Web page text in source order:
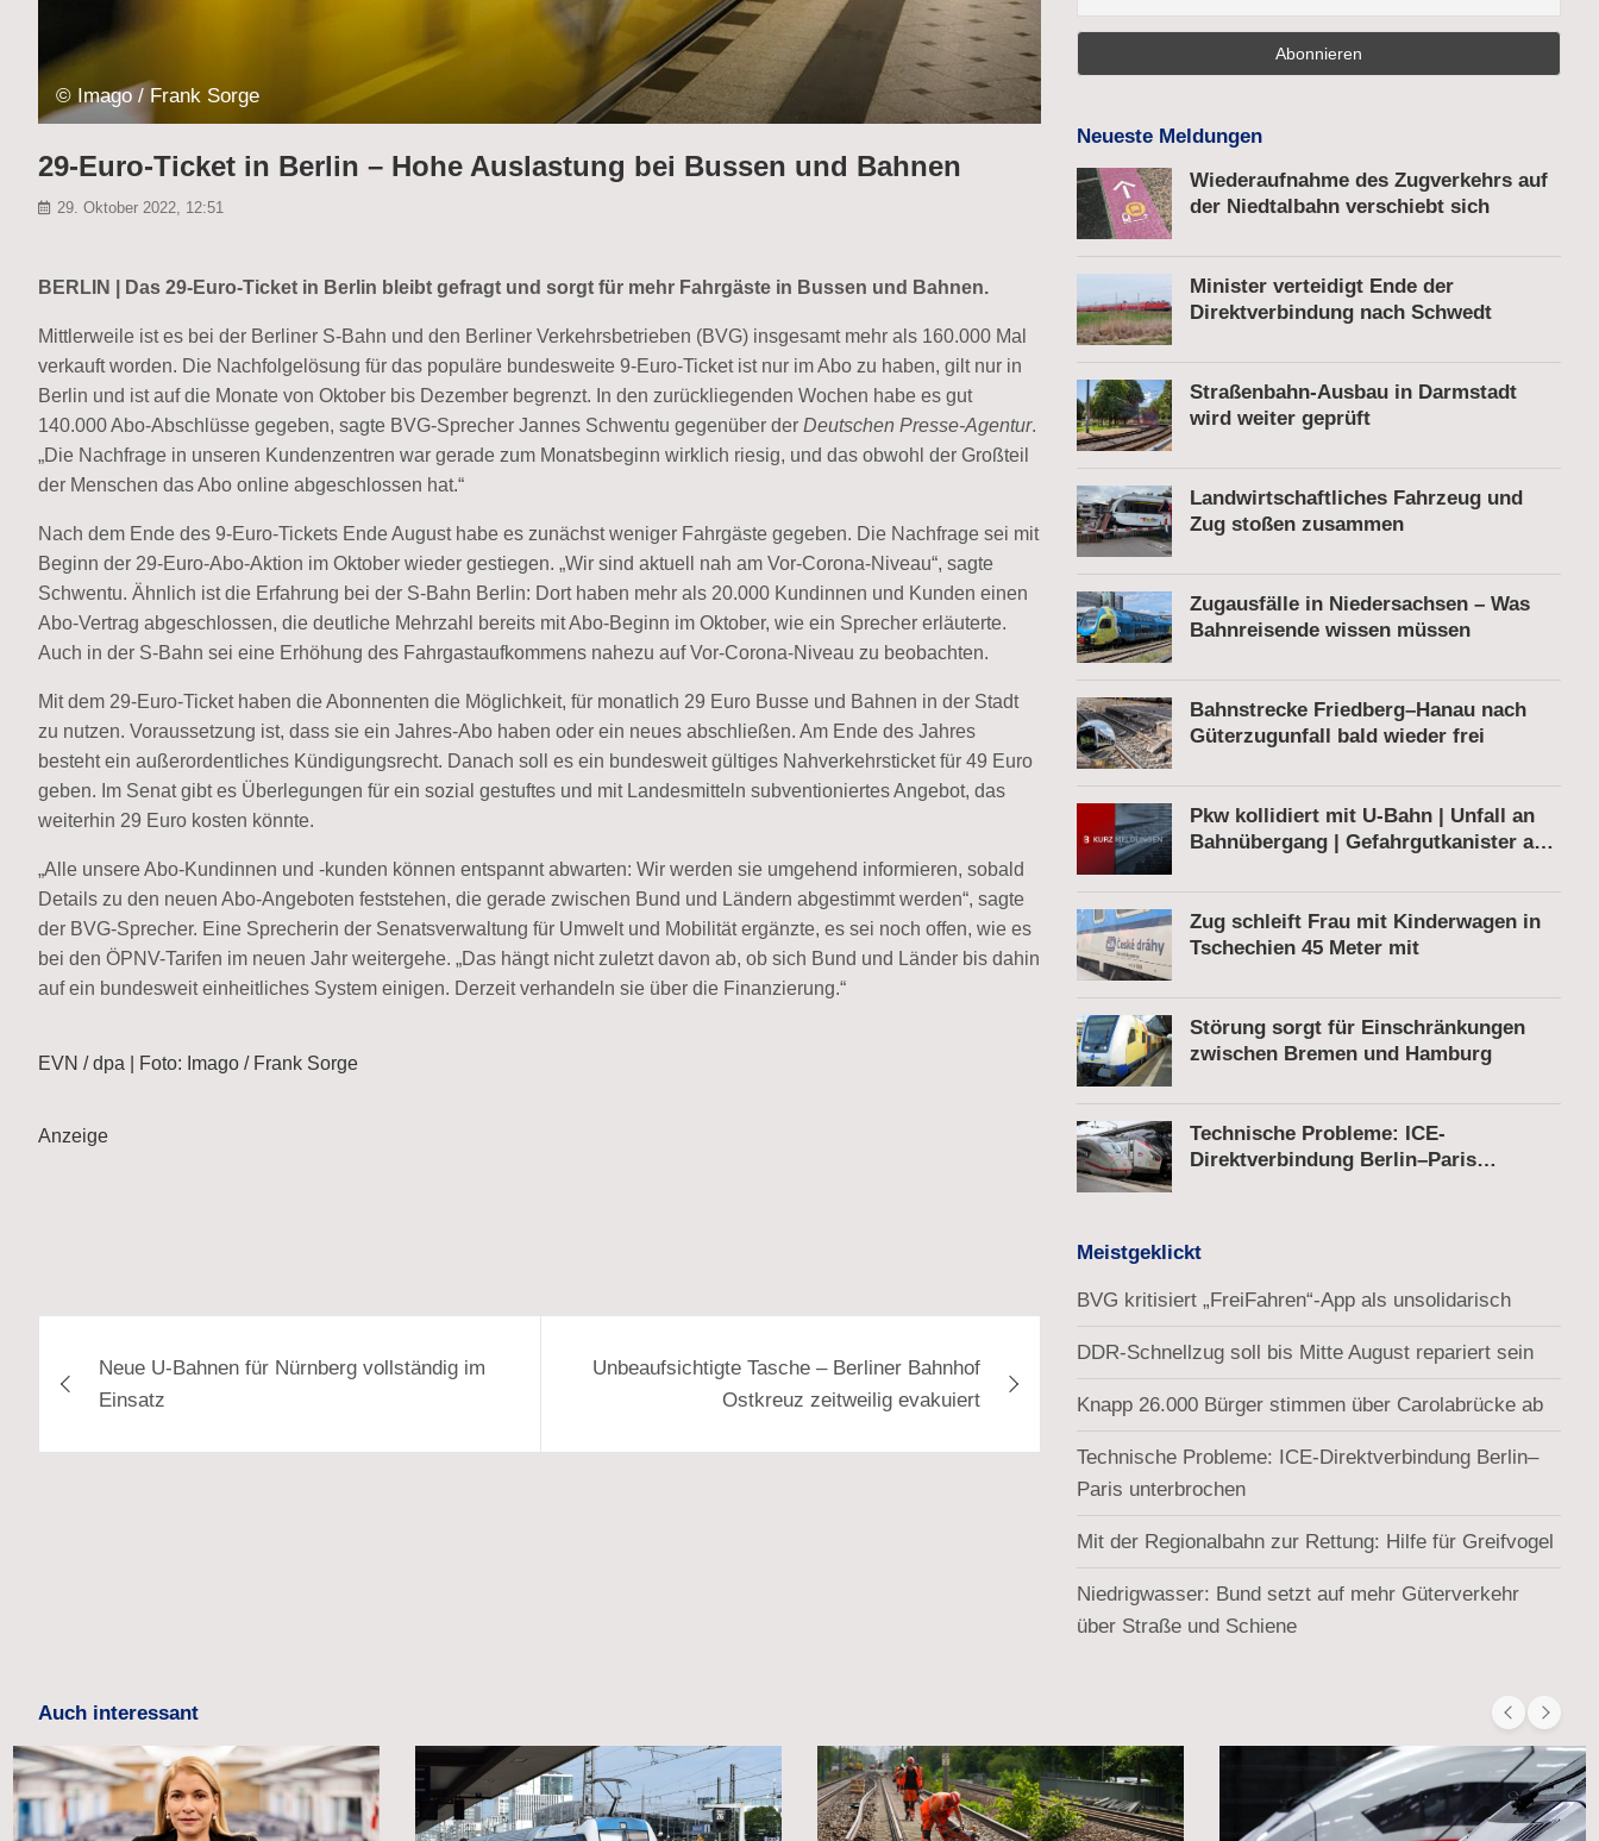
© Imago / Frank Sorge
29-Euro-Ticket in Berlin – Hohe Auslastung bei Bussen und Bahnen
29. Oktober 2022, 12:51
BERLIN | Das 29-Euro-Ticket in Berlin bleibt gefragt und sorgt für mehr Fahrgäste in Bussen und Bahnen.
Mittlerweile ist es bei der Berliner S-Bahn und den Berliner Verkehrsbetrieben (BVG) insgesamt mehr als 160.000 Mal
verkauft worden. Die Nachfolgelösung für das populäre bundesweite 9-Euro-Ticket ist nur im Abo zu haben, gilt nur in
Berlin und ist auf die Monate von Oktober bis Dezember begrenzt. In den zurückliegenden Wochen habe es gut
140.000 Abo-Abschlüsse gegeben, sagte BVG-Sprecher Jannes Schwentu gegenüber der Deutschen Presse-Agentur.
„Die Nachfrage in unseren Kundenzentren war gerade zum Monatsbeginn wirklich riesig, und das obwohl der Großteil
der Menschen das Abo online abgeschlossen hat.“
Nach dem Ende des 9-Euro-Tickets Ende August habe es zunächst weniger Fahrgäste gegeben. Die Nachfrage sei mit
Beginn der 29-Euro-Abo-Aktion im Oktober wieder gestiegen. „Wir sind aktuell nah am Vor-Corona-Niveau“, sagte
Schwentu. Ähnlich ist die Erfahrung bei der S-Bahn Berlin: Dort haben mehr als 20.000 Kundinnen und Kunden einen
Abo-Vertrag abgeschlossen, die deutliche Mehrzahl bereits mit Abo-Beginn im Oktober, wie ein Sprecher erläuterte.
Auch in der S-Bahn sei eine Erhöhung des Fahrgastaufkommens nahezu auf Vor-Corona-Niveau zu beobachten.
Mit dem 29-Euro-Ticket haben die Abonnenten die Möglichkeit, für monatlich 29 Euro Busse und Bahnen in der Stadt
zu nutzen. Voraussetzung ist, dass sie ein Jahres-Abo haben oder ein neues abschließen. Am Ende des Jahres
besteht ein außerordentliches Kündigungsrecht. Danach soll es ein bundesweit gültiges Nahverkehrsticket für 49 Euro
geben. Im Senat gibt es Überlegungen für ein sozial gestuftes und mit Landesmitteln subventioniertes Angebot, das
weiterhin 29 Euro kosten könnte.
„Alle unsere Abo-Kundinnen und -kunden können entspannt abwarten: Wir werden sie umgehend informieren, sobald
Details zu den neuen Abo-Angeboten feststehen, die gerade zwischen Bund und Ländern abgestimmt werden“, sagte
der BVG-Sprecher. Eine Sprecherin der Senatsverwaltung für Umwelt und Mobilität ergänzte, es sei noch offen, wie es
bei den ÖPNV-Tarifen im neuen Jahr weitergehe. „Das hängt nicht zuletzt davon ab, ob sich Bund und Länder bis dahin
auf ein bundesweit einheitliches System einigen. Derzeit verhandeln sie über die Finanzierung.“
EVN / dpa | Foto: Imago / Frank Sorge
Anzeige
Neue U-Bahnen für Nürnberg vollständig im
Einsatz
Unbeaufsichtigte Tasche – Berliner Bahnhof
Ostkreuz zeitweilig evakuiert
Neueste Meldungen
Wiederaufnahme des Zugverkehrs auf
der Niedtalbahn verschiebt sich
Minister verteidigt Ende der
Direktverbindung nach Schwedt
Straßenbahn-Ausbau in Darmstadt
wird weiter geprüft
Landwirtschaftliches Fahrzeug und
Zug stoßen zusammen
Zugausfälle in Niedersachsen – Was
Bahnreisende wissen müssen
Bahnstrecke Friedberg–Hanau nach
Güterzugunfall bald wieder frei
Pkw kollidiert mit U-Bahn | Unfall an
Bahnübergang | Gefahrgutkanister auf
Zug schleift Frau mit Kinderwagen in
Tschechien 45 Meter mit
Störung sorgt für Einschränkungen
zwischen Bremen und Hamburg
Technische Probleme: ICE-
Direktverbindung Berlin–Paris
Meistgeklickt
BVG kritisiert „FreiFahren“-App als unsolidarisch
DDR-Schnellzug soll bis Mitte August repariert sein
Knapp 26.000 Bürger stimmen über Carolabrücke ab
Technische Probleme: ICE-Direktverbindung Berlin–
Paris unterbrochen
Mit der Regionalbahn zur Rettung: Hilfe für Greifvogel
Niedrigwasser: Bund setzt auf mehr Güterverkehr
über Straße und Schiene
Auch interessant